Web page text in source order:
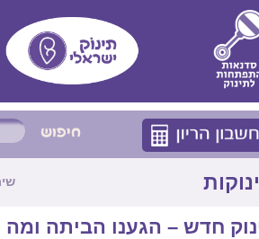
חדש – הגענו הביתה ומה